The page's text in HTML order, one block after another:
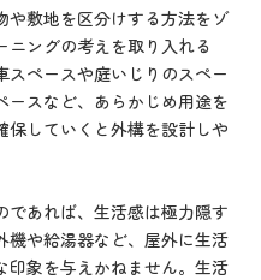
や敷地を区分けする方法をゾ
ニングの考えを取り入れる
スペースや庭いじりのスペー
ースなど、あらかじめ用途を
していくと外構を設計しや
であれば、生活感は極力隠す
機や給湯器など、屋外に生活
印象を与えかねません。生活